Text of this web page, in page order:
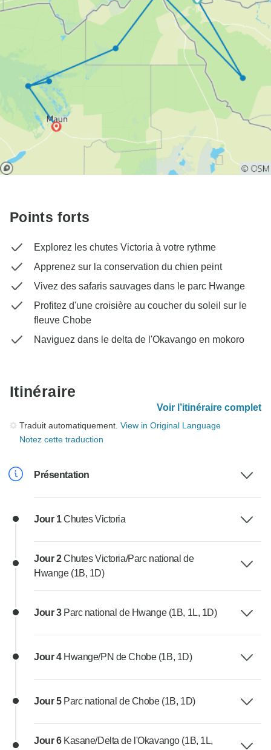
Points forts
Explorez les chutes Victoria à votre rythme
Apprenez sur la conservation du chien peint
Vivez des safaris sauvages dans le parc Hwange
Profitez d'une croisière au coucher du soleil sur le
fleuve Chobe
Naviguez dans le delta de l'Okavango en mokoro
Itinéraire
Voir l’itinéraire complet
Traduit automatiquement. View in Original Language
Notez cette traduction
Présentation
Jour 1Chutes Victoria
Jour 2Chutes Victoria/Parc national de
Hwange (1B, 1D)
Jour 3 Parc national de Hwange (1B, 1L, 1D)
Jour 4 Hwange/PN de Chobe (1B, 1D)
Jour 5 Parc national de Chobe (1B, 1D)
Jour 6 Kasane/Delta de l'Okavango (1B, 1L,